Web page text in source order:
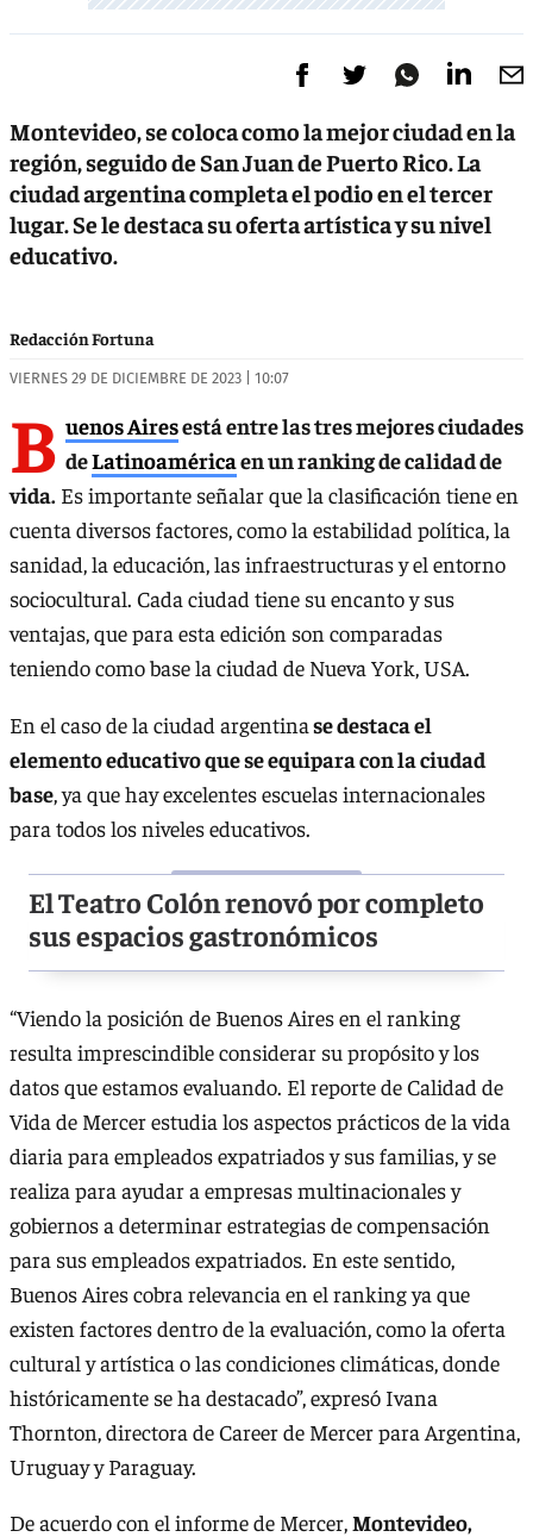
Montevideo, se coloca como la mejor ciudad en la
región, seguido de San Juan de Puerto Rico. La
ciudad argentina completa el podio en el tercer
lugar. Se le destaca su oferta artística y su nivel
educativo.
Redacción Fortuna
VIERNES 29 DE DICIEMBRE DE 2023 | 10:07
B uenos Airesestá entre las tres mejores ciudades
deLatinoaméricaen un ranking de calidad de
vida. Es importante señalar que la clasificación tiene en
cuenta diversos factores, como la estabilidad política, la
sanidad, la educación, las infraestructuras y el entorno
sociocultural. Cada ciudad tiene su encanto y sus
ventajas, que para esta edición son comparadas
teniendo como base la ciudad de Nueva York, USA.
En el caso de la ciudad argentinase destaca el
elemento educativo que se equipara con la ciudad
base, ya que hay excelentes escuelas internacionales
para todos los niveles educativos.
El Teatro Colón renovó por completo
sus espacios gastronómicos
“Viendo la posición de Buenos Aires en el ranking
resulta imprescindible considerar su propósito y los
datos que estamos evaluando. El reporte de Calidad de
Vida de Mercer estudia los aspectos prácticos de la vida
diaria para empleados expatriados y sus familias, y se
realiza para ayudar a empresas multinacionales y
gobiernos a determinar estrategias de compensación
para sus empleados expatriados. En este sentido,
Buenos Aires cobra relevancia en el ranking ya que
existen factores dentro de la evaluación, como la oferta
cultural y artística o las condiciones climáticas, donde
históricamente se ha destacado”, expresó Ivana
Thornton, directora de Career de Mercer para Argentina,
Uruguay y Paraguay.
De acuerdo con el informe de Mercer,Montevideo,